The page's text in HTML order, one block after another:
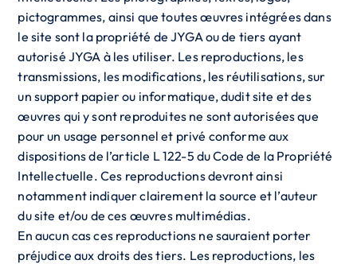
pictogrammes, ainsi que toutes œuvres intégrées dans
le site sont la propriété de JYGA ou de tiers ayant
autorisé JYGA à les utiliser. Les reproductions, les
transmissions, les modifications, les réutilisations, sur
un support papier ou informatique, dudit site et des
œuvres qui y sont reproduites ne sont autorisées que
pour un usage personnel et privé conforme aux
dispositions de l’article L 122-5 du Code de la Propriété
Intellectuelle. Ces reproductions devront ainsi
notamment indiquer clairement la source et l’auteur
du site et/ou de ces œuvres multimédias.
En aucun cas ces reproductions ne sauraient porter
préjudice aux droits des tiers. Les reproductions, les